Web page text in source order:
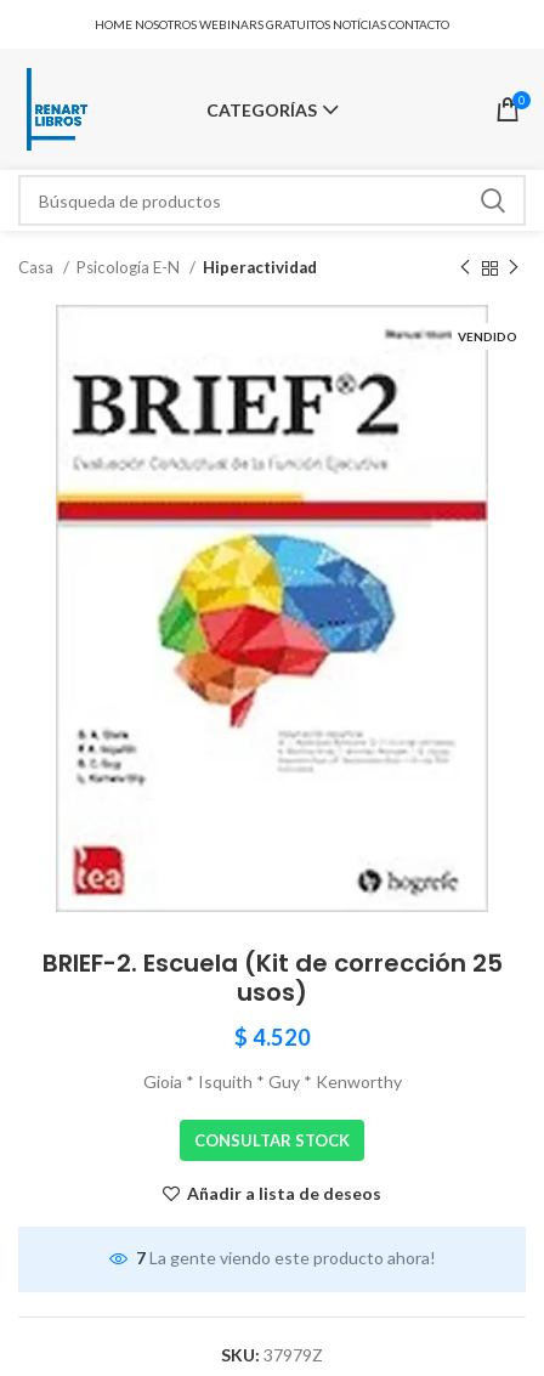
HOME NOSOTROSWEBINARS GRATUITOS NOTÍCIASCONTACTO
CATEGORÍAS 0
Casa Psicología E-N Hiperactividad
VENDIDO
BRIEF-2. Escuela (Kit de corrección 25
usos)
$ 4.520
Gioia * Isquith * Guy * Kenworthy
CONSULTAR STOCK
Añadir a lista de deseos
7 La gente viendo este producto ahora!
SKU: 37979Z